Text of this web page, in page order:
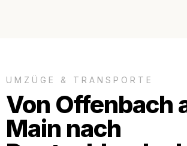
UMZÜGE & TRANSPORTE
Von Offenbach
Main nach